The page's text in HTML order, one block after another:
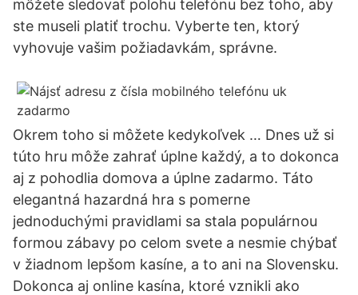
môžete sledovať polohu telefónu bez toho, aby
ste museli platiť trochu. Vyberte ten, ktorý
vyhovuje vašim požiadavkám, správne.
Okrem toho si môžete kedykoľvek … Dnes už si
túto hru môže zahrať úplne každý, a to dokonca
aj z pohodlia domova a úplne zadarmo. Táto
elegantná hazardná hra s pomerne
jednoduchými pravidlami sa stala populárnou
formou zábavy po celom svete a nesmie chýbať
v žiadnom lepšom kasíne, a to ani na Slovensku.
Dokonca aj online kasína, ktoré vznikli ako